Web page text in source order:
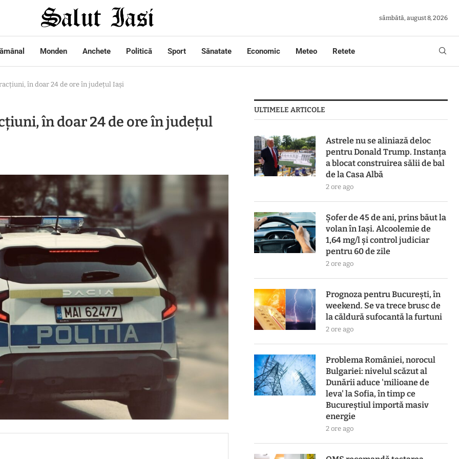
sâmbătă, august 8, 2026
Monden Anchete Politică Sport Sănatate Economic Meteo Retete
în doar 24 de ore în județul Iași
în doar 24 de ore în județul
ULTIMELE ARTICOLE
Astrele nu se aliniază deloc
pentru Donald Trump. Instanța
a blocat construirea sălii de bal
de la Casa Albă
2 ore ago
Șofer de 45 de ani, prins băut la
volan în Iași. Alcoolemie de
1,64 mg/l și control judiciar
pentru 60 de zile
2 ore ago
Prognoza pentru București, în
weekend. Se va trece brusc de
la căldură sufocantă la furtuni
2 ore ago
Problema României, norocul
Bulgariei: nivelul scăzut al
Dunării aduce 'milioane de
leva' la Sofia, în timp ce
Bucureștiul importă masiv
energie
2 ore ago